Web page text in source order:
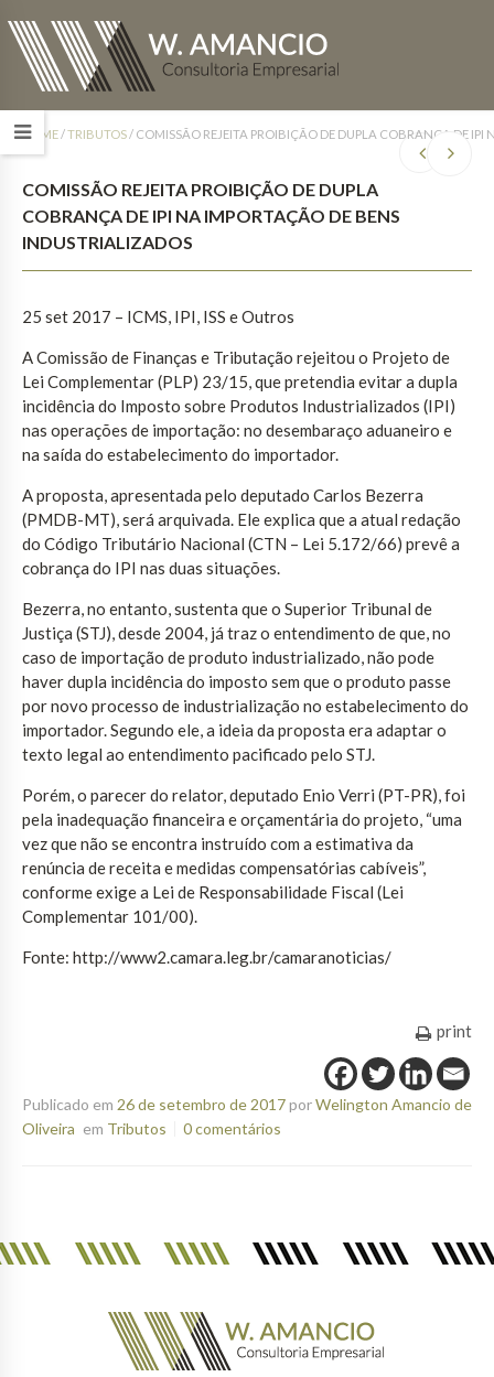
HOME/TRIBUTOS/ COMISSÃO REJEITA PROIBIÇÃO DE DUPLA COBRANÇA DE
COMISSÃO REJEITA PROIBIÇÃO DE DUPLA
COBRANÇA DE IPI NA IMPORTAÇÃO DE BENS
INDUSTRIALIZADOS
25 set 2017 – ICMS, IPI, ISS e Outros
A Comissão de Finanças e Tributação rejeitou o Projeto de
Lei Complementar (PLP) 23/15, que pretendia evitar a dupla
incidência do Imposto sobre Produtos Industrializados (IPI)
nas operações de importação: no desembaraço aduaneiro e
na saída do estabelecimento do importador.
A proposta, apresentada pelo deputado Carlos Bezerra
(PMDB-MT), será arquivada. Ele explica que a atual redação
do Código Tributário Nacional (CTN – Lei 5.172/66) prevê a
cobrança do IPI nas duas situações.
Bezerra, no entanto, sustenta que o Superior Tribunal de
Justiça (STJ), desde 2004, já traz o entendimento de que, no
caso de importação de produto industrializado, não pode
haver dupla incidência do imposto sem que o produto passe
por novo processo de industrialização no estabelecimento do
importador. Segundo ele, a ideia da proposta era adaptar o
texto legal ao entendimento pacificado pelo STJ.
Porém, o parecer do relator, deputado Enio Verri (PT-PR), foi
pela inadequação financeira e orçamentária do projeto, “uma
vez que não se encontra instruído com a estimativa da
renúncia de receita e medidas compensatórias cabíveis”,
conforme exige a Lei de Responsabilidade Fiscal (Lei
Complementar 101/00).
Fonte: http://www2.camara.leg.br/camaranoticias/
print
Publicado em 26 de setembro de 2017porWelington Amancio de
Oliveira em Tributos 0 comentários